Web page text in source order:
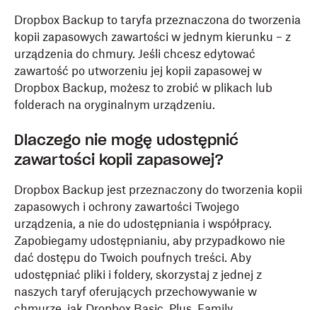
Dropbox Backup to taryfa przeznaczona do tworzenia
kopii zapasowych zawartości w jednym kierunku – z
urządzenia do chmury. Jeśli chcesz edytować
zawartość po utworzeniu jej kopii zapasowej w
Dropbox Backup, możesz to zrobić w plikach lub
folderach na oryginalnym urządzeniu.
Dlaczego nie mogę udostępnić
zawartości kopii zapasowej?
Dropbox Backup jest przeznaczony do tworzenia kopii
zapasowych i ochrony zawartości Twojego
urządzenia, a nie do udostępniania i współpracy.
Zapobiegamy udostępnianiu, aby przypadkowo nie
dać dostępu do Twoich poufnych treści. Aby
udostępniać pliki i foldery, skorzystaj z jednej z
naszych taryf oferujących przechowywanie w